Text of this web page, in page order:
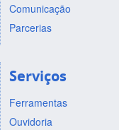
Comunicação
Parcerias
Serviços
Ferramentas
Ouvidoria